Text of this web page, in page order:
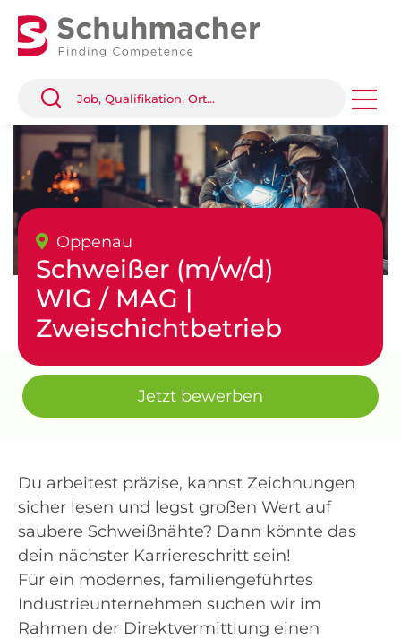
Oppenau
Schweißer (m/w/d)
WIG / MAG |
Zweischichtbetrieb
Jetzt bewerben
Du arbeitest präzise, kannst Zeichnungen
sicher lesen und legst großen Wert auf
saubere Schweißnähte? Dann könnte das
dein nächster Karriereschritt sein!
Für ein modernes, familiengeführtes
Industrieunternehmen suchen wir im
Rahmen der Direktvermittlung einen